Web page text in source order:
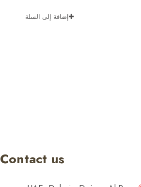
إضافة إلى السلة
Contact us